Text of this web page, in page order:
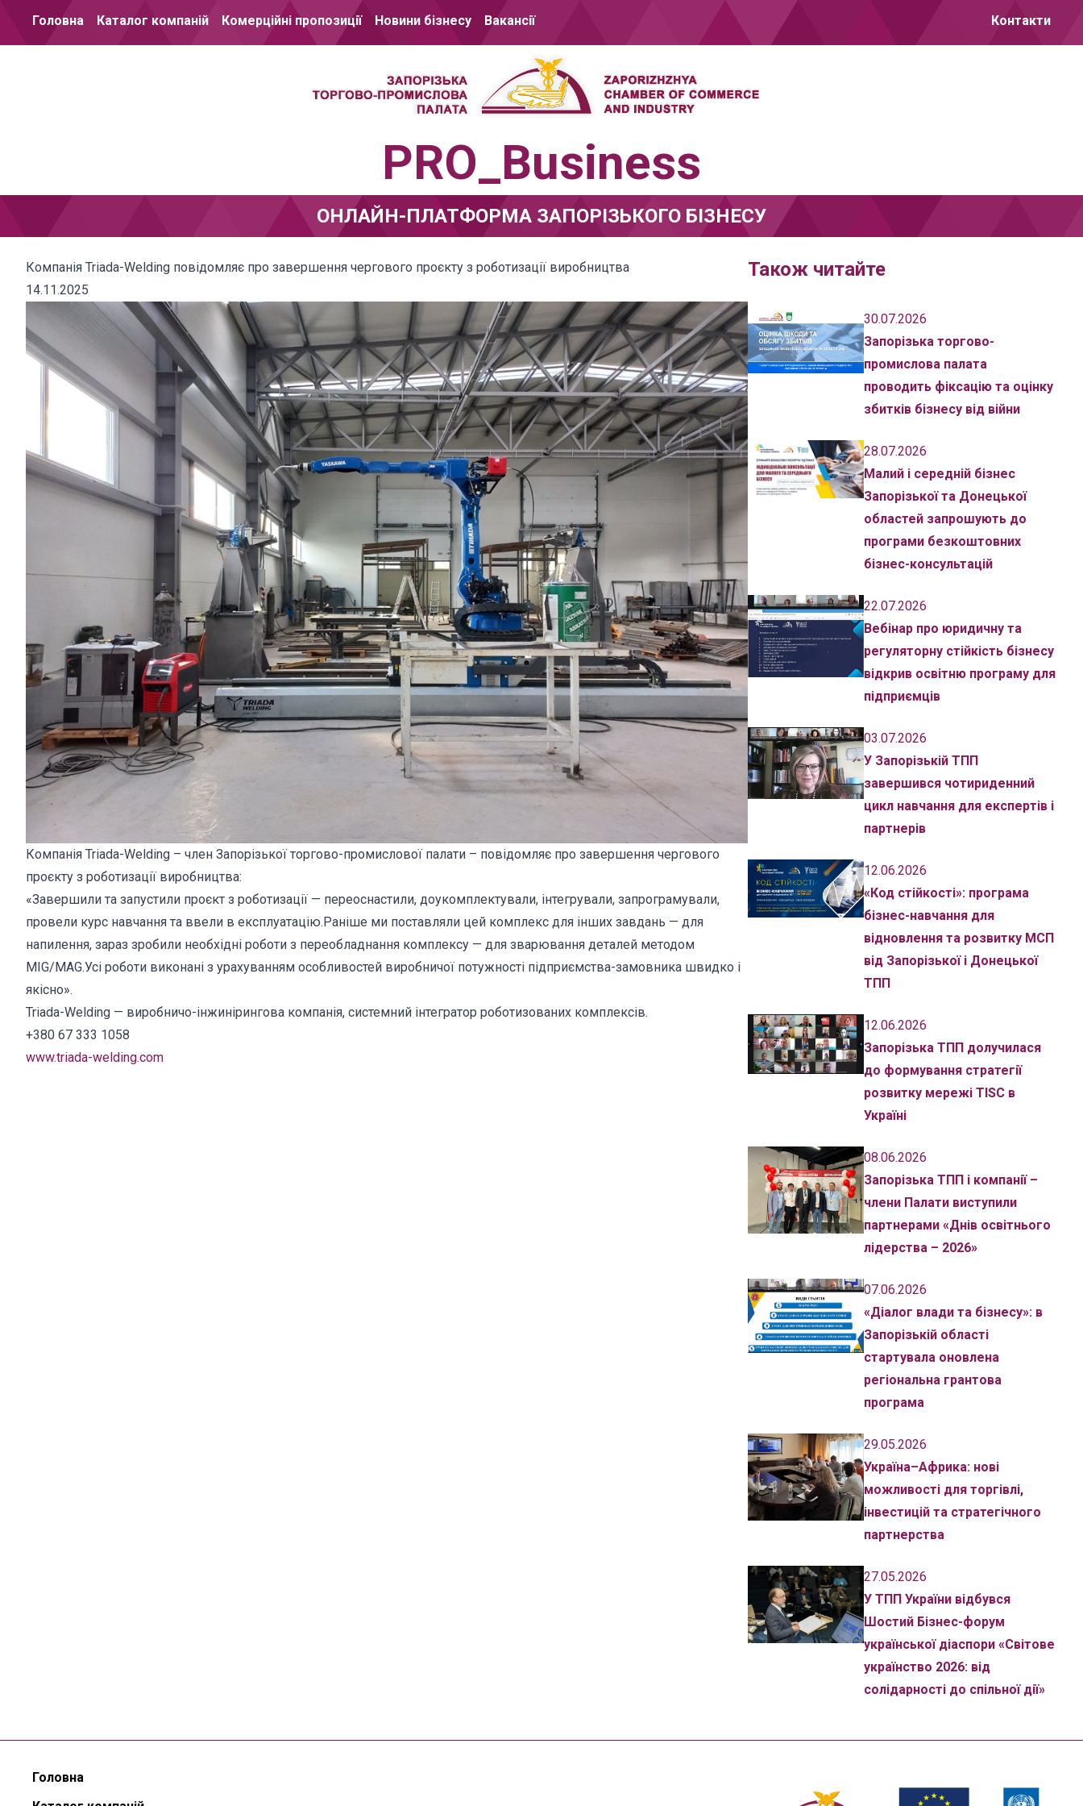
Головна Каталог компаній Комерційні пропозиції Новини бізнесу Вакансії Контакти
PRO_Business
ОНЛАЙН-ПЛАТФОРМА ЗАПОРІЗЬКОГО БІЗНЕСУ
Компанія Triada-Welding повідомляє про завершення чергового проєкту з роботизації виробництва
14.11.2025
Компанія Triada-Welding – член Запорізької торгово-промислової палати – повідомляє про завершення чергового
проєкту з роботизації виробництва:
«Завершили та запустили проєкт з роботизації — переоснастили, доукомплектували, інтегрували, запрограмували,
провели курс навчання та ввели в експлуатацію.Раніше ми поставляли цей комплекс для інших завдань — для
напилення, зараз зробили необхідні роботи з переобладнання комплексу — для зварювання деталей методом
MIG/MAG.Усі роботи виконані з урахуванням особливостей виробничої потужності підприємства-замовника швидко і
якісно».
Triada-Welding — виробничо-інжинірингова компанія, системний інтегратор роботизованих комплексів.
+380 67 333 1058
www.triada-welding.com
Також читайте
30.07.2026
Запорізька торгово-
промислова палата
проводить фіксацію та оцінку
збитків бізнесу від війни
28.07.2026
Малий і середній бізнес
Запорізької та Донецької
областей запрошують до
програми безкоштовних
бізнес-консультацій
22.07.2026
Вебінар про юридичну та
регуляторну стійкість бізнесу
відкрив освітню програму для
підприємців
03.07.2026
У Запорізькій ТПП
завершився чотириденний
цикл навчання для експертів і
партнерів
12.06.2026
«Код стійкості»: програма
бізнес-навчання для
відновлення та розвитку МСП
від Запорізької і Донецької
ТПП
12.06.2026
Запорізька ТПП долучилася
до формування стратегії
розвитку мережі TISC в
Україні
08.06.2026
Запорізька ТПП і компанії –
члени Палати виступили
партнерами «Днів освітнього
лідерства – 2026»
07.06.2026
«Діалог влади та бізнесу»: в
Запорізькій області
стартувала оновлена
регіональна грантова
програма
29.05.2026
Україна–Африка: нові
можливості для торгівлі,
інвестицій та стратегічного
партнерства
27.05.2026
У ТПП України відбувся
Шостий Бізнес-форум
української діаспори «Світове
українство 2026: від
солідарності до спільної дії»
Головна